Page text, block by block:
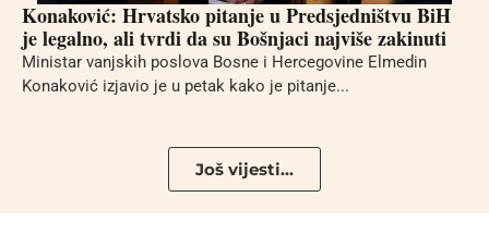
Konaković: Hrvatsko pitanje u Predsjedništvu BiH
je legalno, ali tvrdi da su Bošnjaci najviše zakinuti
Ministar vanjskih poslova Bosne i Hercegovine Elmedin
Konaković izjavio je u petak kako je pitanje...
Još vijesti...